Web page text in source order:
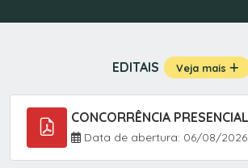
EDITAIS Veja mais
Data de abertura: 06/08/2026